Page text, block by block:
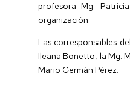
profesora Mg.
organización.
Las corresponsables
Ileana Bonetto, la Mg.
Mario Germán Pérez.